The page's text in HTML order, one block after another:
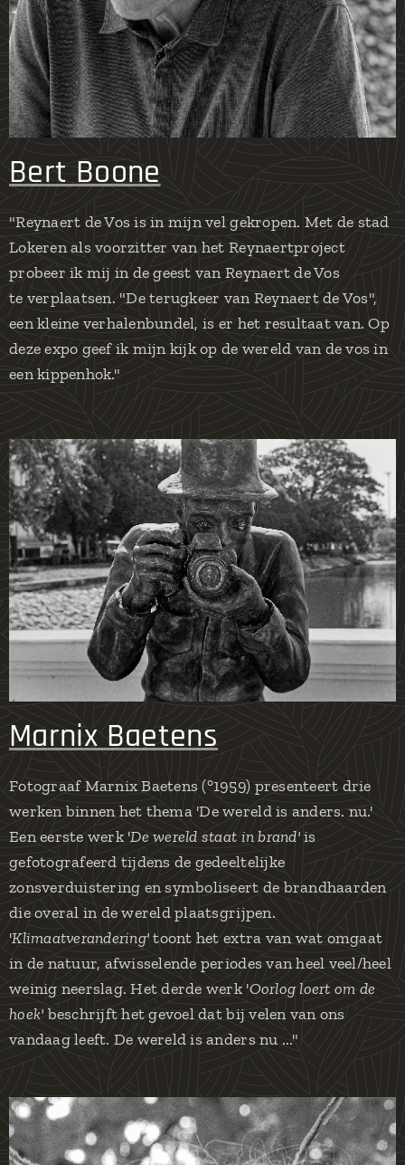
Bert Boone
"Reynaert de Vos is in mijn vel gekropen. Met de stad
Lokeren als voorzitter van het Reynaertproject
probeer ik mij in de geest van Reynaert de Vos
te verplaatsen. "De terugkeer van Reynaert de Vos",
een kleine verhalenbundel, is er het resultaat van. Op
deze expo geef ik mijn kijk op de wereld van de vos in
een kippenhok."
Marnix Baetens
Fotograaf Marnix Baetens (°1959) presenteert drie
werken binnen het thema 'De wereld is anders. nu.'
Een eerste werk 'De wereld staat in brand'is
gefotografeerd tijdens de gedeeltelijke
zonsverduistering en symboliseert de brandhaarden
die overal in de wereld plaatsgrijpen.
'Klimaatverandering'toont het extra van wat omgaat
in de natuur, afwisselende periodes van heel veel/heel
weinig neerslag. Het derde werk 'Oorlog loert om de
hoek' beschrijft het gevoel dat bij velen van ons
vandaag leeft. De wereld is anders nu ..."